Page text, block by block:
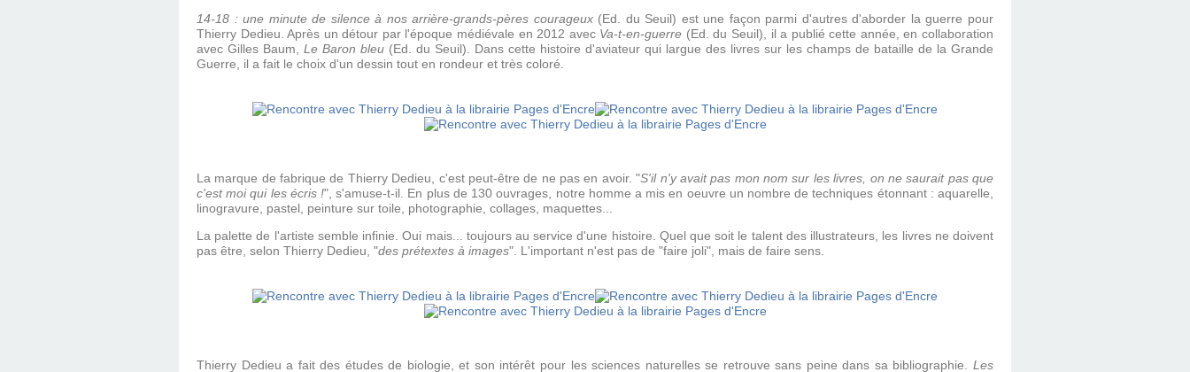
14-18 : une minute de silence à nos arrière-grands-pères courageux(Ed. du Seuil) est une façon parmi d'autres d'aborder la guerre pour
Thierry Dedieu. Après un détour par l'époque médiévale en 2012 avec Va-t-en-guerre (Ed. du Seuil), il a publié cette année, en collaboration
avec Gilles Baum, Le Baron bleu (Ed. du Seuil). Dans cette histoire d'aviateur qui largue des livres sur les champs de bataille de la Grande
Guerre, il a fait le choix d'un dessin tout en rondeur et très coloré.
La marque de fabrique de Thierry Dedieu, c'est peut-être de ne pas en avoir. "S'il n'y avait pas mon nom sur les livres, on ne saurait pas que
c'est moi qui les écris !", s'amuse-t-il. En plus de 130 ouvrages, notre homme a mis en oeuvre un nombre de techniques étonnant : aquarelle,
linogravure, pastel, peinture sur toile, photographie, collages, maquettes...
La palette de l'artiste semble infinie. Oui mais... toujours au service d'une histoire. Quel que soit le talent des illustrateurs, les livres ne doivent
pas être, selon Thierry Dedieu, "des prétextes à images". L'important n'est pas de "faire joli", mais de faire sens.
Thierry Dedieu a fait des études de biologie, et son intérêt pour les sciences naturelles se retrouve sans peine dans sa bibliographie. Les